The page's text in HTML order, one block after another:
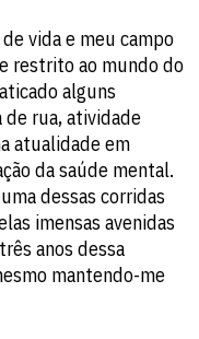
vida e meu campo
restrito ao mundo do
alguns
rua, atividade
atualidade em
da saúde mental.
dessas corridas
imensas avenidas
anos dessa
mantendo-me